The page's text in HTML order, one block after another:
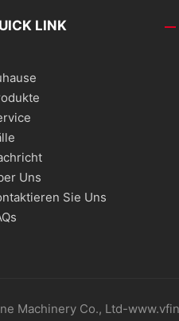
LINK
Uns
Sie Uns
Machinery Co., Ltd-